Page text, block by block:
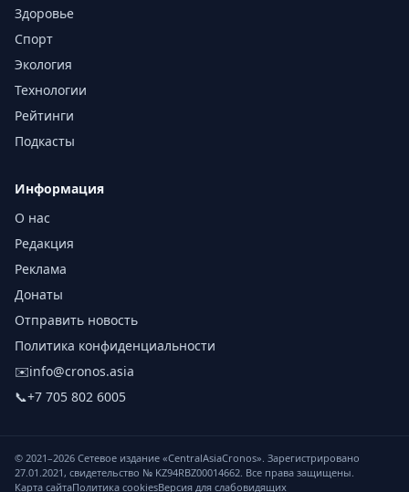
Здоровье
Спорт
Экология
Технологии
Рейтинги
Подкасты
Информация
О нас
Редакция
Реклама
Донаты
Отправить новость
Политика конфиденциальности
✉️info@cronos.asia
📞+7 705 802 6005
© 2021–2026 Сетевое издание «CentralAsiaCronos». Зарегистрировано
27.01.2021, свидетельство № KZ94RBZ00014662. Все права защищены.
Карта сайтаПолитика cookiesВерсия для слабовидящих